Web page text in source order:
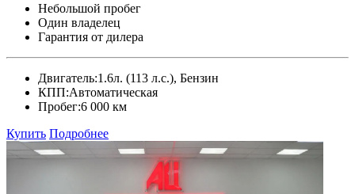
Небольшой пробег
Один владелец
Гарантия от дилера
Двигатель:1.6л. (113 л.с.), Бензин
КПП:Автоматическая
Пробег:6 000 км
Купить Подробнее